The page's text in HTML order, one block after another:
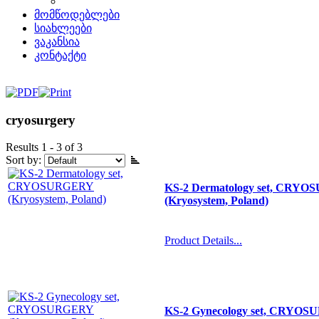
მომწოდებლები
სიახლეები
ვაკანსია
კონტაქტი
cryosurgery
Results 1 - 3 of 3
Sort by:
KS-2 Dermatology set,
(Kryosystem, Poland)
Product Details...
KS-2 Gynecology set,